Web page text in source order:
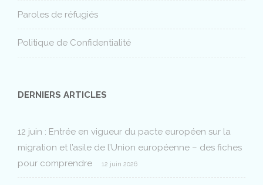
Paroles de réfugiés
Politique de Confidentialité
DERNIERS ARTICLES
12 juin : Entrée en vigueur du pacte européen sur la
migration et l’asile de l’Union européenne – des fiches
pour comprendre
12 juin 2026